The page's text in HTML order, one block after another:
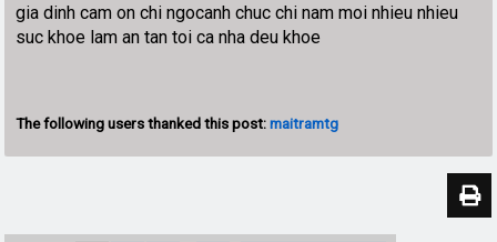
gia dinh cam on chi ngocanh chuc chi nam moi nhieu nhieu
suc khoe lam an tan toi ca nha deu khoe
The following users thanked this post:maitramtg